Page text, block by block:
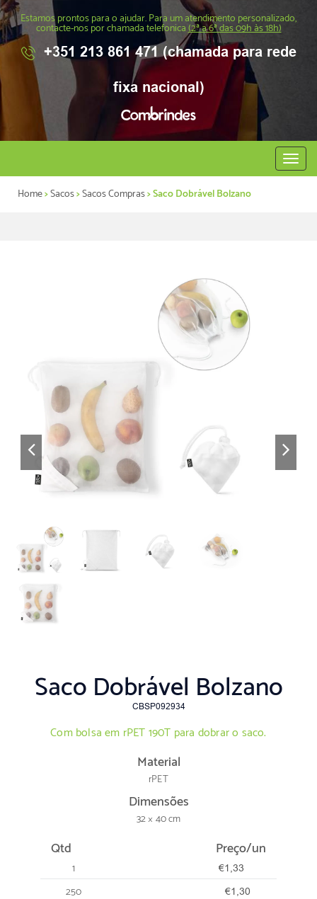
Estamos prontos para o ajudar. Para um atendimento personalizado,
contacte-nos por chamada telefonica(2ª a 6ª das 09h às 18h)
+351 213 861 471 (chamada para rede
fixa nacional)
Abrir
menu
Home>Sacos>Sacos Compras> Saco Dobrável Bolzano
Saco Dobrável Bolzano
CBSP092934
Com bolsa em rPET 190T para dobrar o saco.
Material
rPET
Dimensões
32 × 40 cm
Qtd Preço/un
1 €1,33
250 €1,30